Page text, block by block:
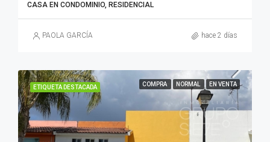
CASA EN CONDOMINIO, RESIDENCIAL
PAOLA GARCÍA hace 2 días
ETIQUETA DESTACADA COMPRA NORMAL EN VENTA